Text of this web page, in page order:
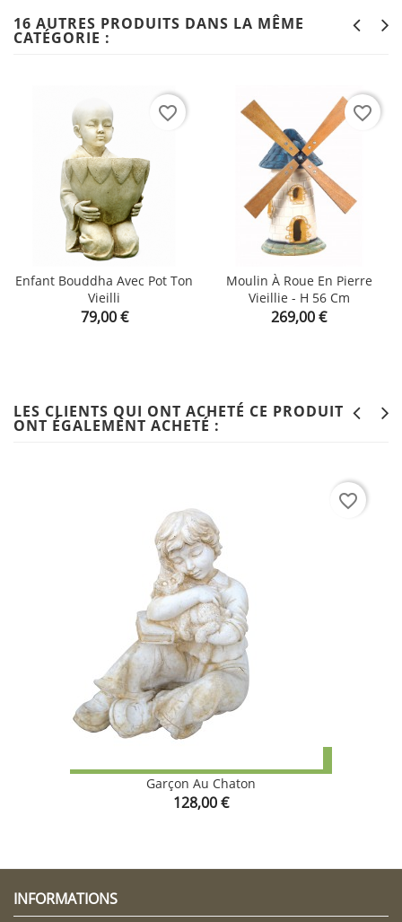
16 AUTRES PRODUITS DANS LA MÊME
CATÉGORIE :
Enfant Bouddha Avec Pot Ton
Vieilli
Prix
79,00 €
favorite_border
Moulin À Roue En Pierre
Vieillie - H 56 Cm
Prix
269,00 €
favorite_border
LES CLIENTS QUI ONT ACHETÉ CE PRODUIT
ONT ÉGALEMENT ACHETÉ :
Garçon Au Chaton
Prix
128,00 €
favorite_border
INFORMATIONS